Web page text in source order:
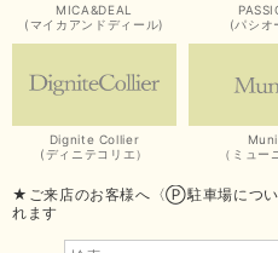
MICA&DEAL
(マイカアンドディール)
(パシオ
Dignite Collier
(ディニテコリエ）
（ミュー
★ご来店のお客様へ〈Ⓟ駐車場につ
れます